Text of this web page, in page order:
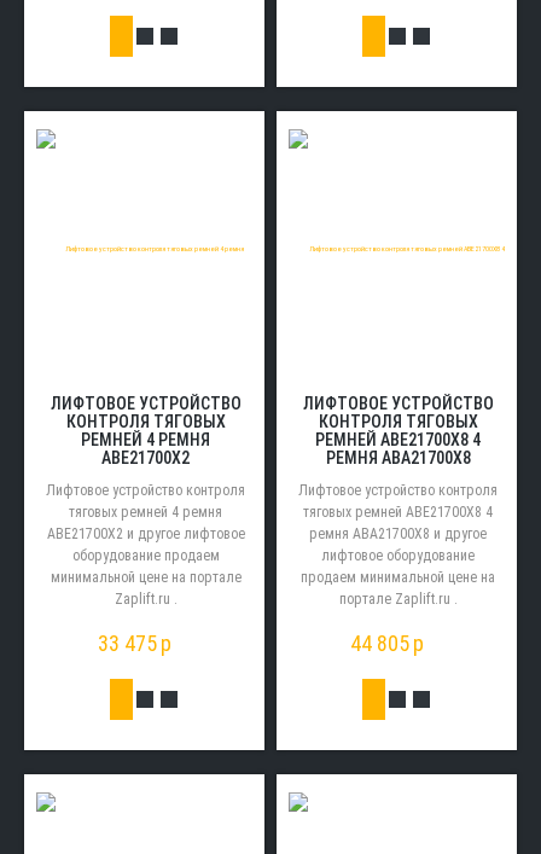
ЛИФТОВОЕ УСТРОЙСТВО
КОНТРОЛЯ ТЯГОВЫХ
РЕМНЕЙ 4 РЕМНЯ
ABE21700X2
Лифтовое устройство контроля
тяговых ремней 4 ремня
ABE21700X2 и другое лифтовое
оборудование продаем
минимальной цене на портале
Zaplift.ru .
33 475p
ЛИФТОВОЕ УСТРОЙСТВО
КОНТРОЛЯ ТЯГОВЫХ
РЕМНЕЙ ABE21700X8 4
РЕМНЯ ABA21700X8
Лифтовое устройство контроля
тяговых ремней ABE21700X8 4
ремня ABA21700X8 и другое
лифтовое оборудование
продаем минимальной цене на
портале Zaplift.ru .
44 805p